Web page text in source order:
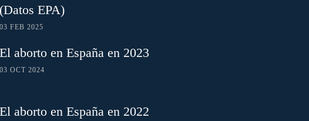
(Datos EPA)
03 FEB 2025
El aborto en España en 2023
03 OCT 2024
El aborto en España en 2022